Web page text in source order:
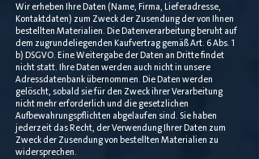
Wir erheben Ihre Daten (Name, Firma, Lieferadresse,
Kontaktdaten) zum Zweck der Zusendung der von Ihnen
bestellten Materialien. Die Datenverarbeitung beruht auf
dem zugrundeliegenden Kaufvertrag gemäß Art. 6 Abs. 1
b) DSGVO. Eine Weitergabe der Daten an Dritte findet
nicht statt. Ihre Daten werden auch nicht in unsere
Adressdatenbank übernommen. Die Daten werden
gelöscht, sobald sie für den Zweck ihrer Verarbeitung
nicht mehr erforderlich und die gesetzlichen
Aufbewahrungspflichten abgelaufen sind. Sie haben
jederzeit das Recht, der Verwendung Ihrer Daten zum
Zweck der Zusendung von bestellten Materialien zu
widersprechen.